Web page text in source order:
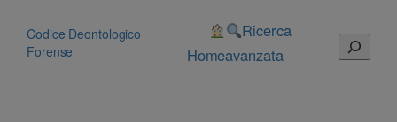
contenuto
Codice Deontologico
Forense
Home
Ricerca
avanzata
Cerca